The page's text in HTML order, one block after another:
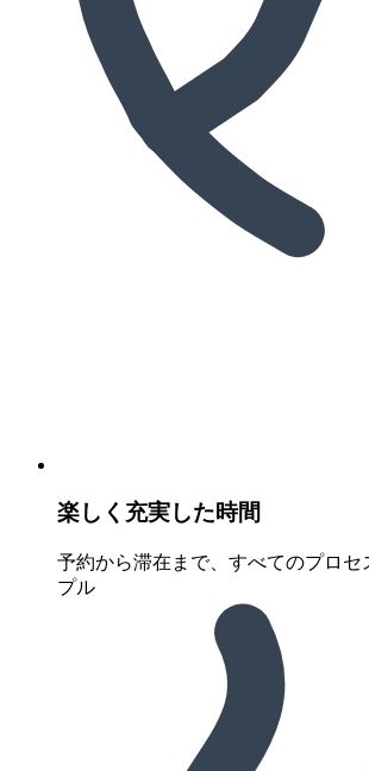
楽しく充実した時間
予約から滞在まで、すべてのプロセ
プル